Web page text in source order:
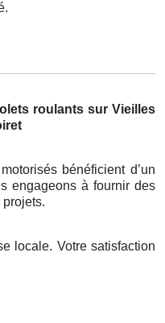
roulants sur Vieilles
bénéficient d’un
engageons à fournir des
locale. Votre satisfaction